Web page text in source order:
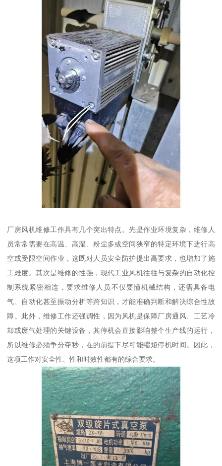
厂房风机维修工作具有几个突出特点。先是作业环境复杂，维修人
员常常需要在高温、高湿、粉尘多或空间狭窄的特定环境下进行高
空或受限空间作业，这既对人员安全防护提出高要求，也增加了施
工难度。其次是维修的性强，现代工业风机往往与复杂的自动化控
制系统紧密相连，要求维修人员不仅要懂机械结构，还需具备电
气、自动化甚至振动分析等跨知识，才能准确判断和解决综合性故
障。此外，维修工作还强调性，因为风机是保障厂房通风、工艺冷
却或废气处理的关键设备，其停机会直接影响整个生产线的运行，
所以维修必须争分夺秒，在的前提下尽可能缩短停机时间。因此，
这项工作对安全性、性和时效性都有的综合要求。